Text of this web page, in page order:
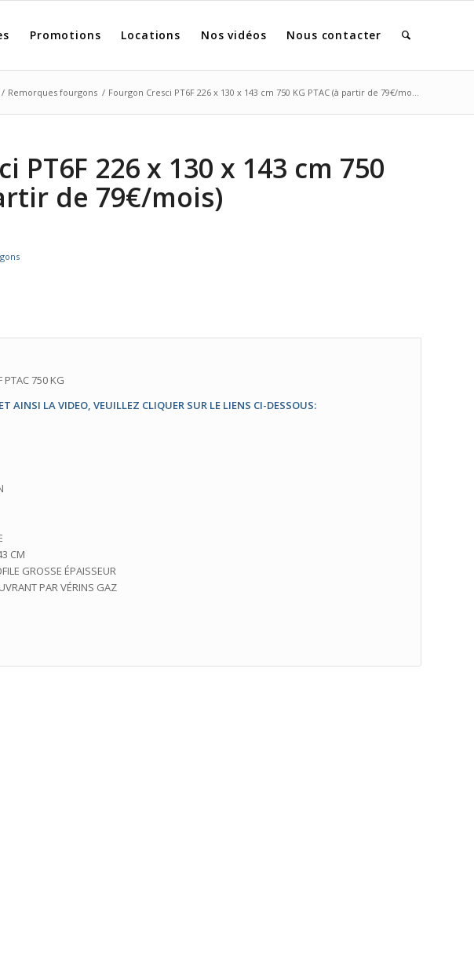
Promotions Locations Nos vidéos Nous contacter
/ Remorques fourgons / Fourgon Cresci PT6F 226 x 130 x 143 cm 750 KG PTAC (à partir de 79€/mo...
PT6F 226 x 130 x 143 cm 750
de 79€/mois)
PTAC 750 KG
AINSI LA VIDEO, VEUILLEZ CLIQUER SUR LE LIENS CI-DESSOUS:
CM
GROSSE ÉPAISSEUR
PAR VÉRINS GAZ